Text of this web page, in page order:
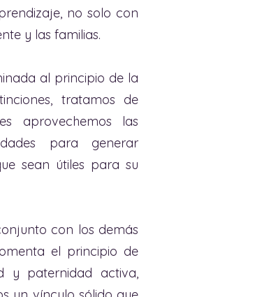
no solo con
y las familias.
al principio de la
tratamos de
aprovechemos las
para generar
sean útiles para su
con los demás
el principio de
y paternidad activa,